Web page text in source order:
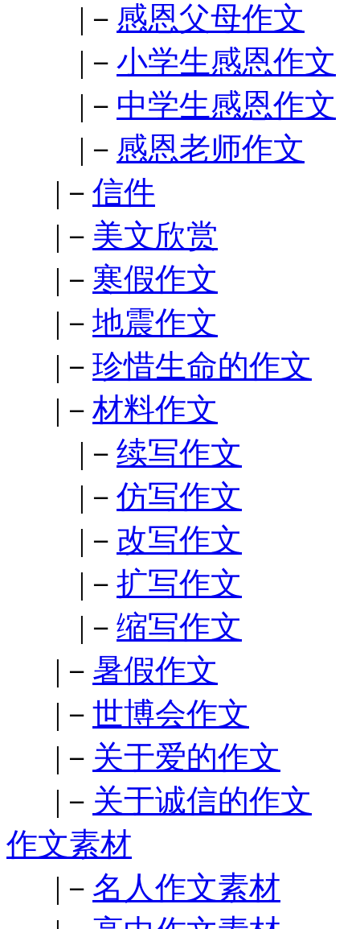
|－ 感恩父母作文
|－ 小学生感恩作文
|－ 中学生感恩作文
|－ 感恩老师作文
|－ 信件
|－ 美文欣赏
|－ 寒假作文
|－ 地震作文
|－ 珍惜生命的作文
|－ 材料作文
|－ 续写作文
|－ 仿写作文
|－ 改写作文
|－ 扩写作文
|－ 缩写作文
|－ 暑假作文
|－ 世博会作文
|－ 关于爱的作文
|－ 关于诚信的作文
作文素材
|－ 名人作文素材